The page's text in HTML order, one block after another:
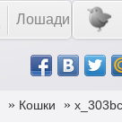
Лошади
» Кошки »